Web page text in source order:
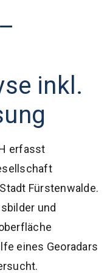
inkl.
erfasst
Fürstenwalde.
und
eines Georadars